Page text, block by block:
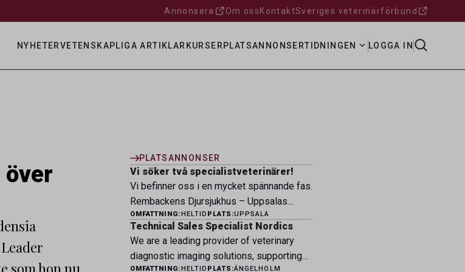
Annonsera Om oss KontaktSveriges veterinärförbund
NYHETERVETENSKAPLIGA ARTIKLAR KURSER PLATSANNONSERTIDNINGEN LOGGA IN
som hon nu
PLATSANNONSER
Vi söker två specialistveterinärer!
Vi befinner oss i en mycket spännande fas.
Rembackens Djursjukhus – Uppsalas
ledande djursjukhus – expanderar nu sin
specialistverksamhet och söker
legitimerade veterinärer med
specialistkompetens som vill vara med
OMFATTNING:HELTID PLATS:UPPSALA
Technical Sales Specialist Nordics
We are a leading provider of veterinary
diagnostic imaging solutions, supporting
OMFATTNING:HELTID PLATS:ÄNGELHOLM